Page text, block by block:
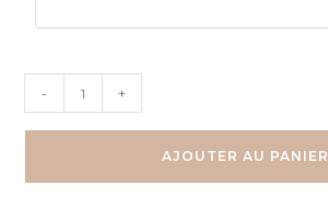
Dragon
- +
AJOUTER AU PANIER